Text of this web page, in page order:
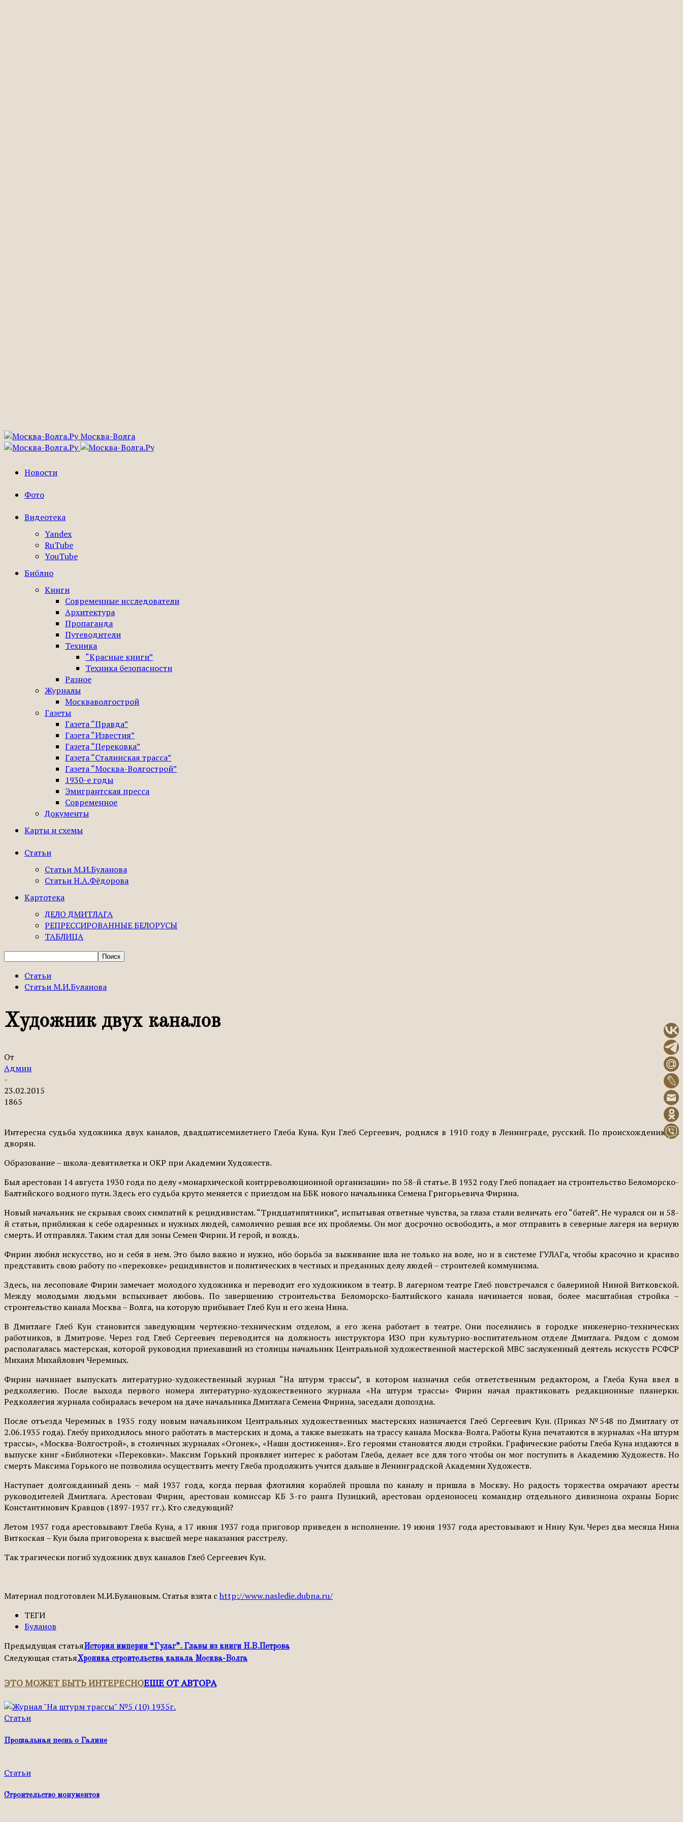
Москва-Волга
Новости
Фото
Видеотека
Yandex
RuTube
YouTube
Библио
Книги
Современные исследователи
Архитектура
Пропаганда
Путеводители
Техника
“Красные книги”
Техника безопасности
Разное
Журналы
Москваволгострой
Газеты
Газета “Правда”
Газета “Известия”
Газета “Перековка”
Газета “Сталинская трасса”
Газета “Москва-Волгострой”
1930-е годы
Эмигрантская пресса
Современное
Документы
Карты и схемы
Статьи
Статьи М.И.Буланова
Статьи Н.А.Фёдорова
Картотека
ДЕЛО ДМИТЛАГА
РЕПРЕССИРОВАННЫЕ БЕЛОРУСЫ
ТАБЛИЦА
Статьи
Статьи М.И.Буланова
Художник двух каналов
От
Админ
-
23.02.2015
1865
Интересна судьба художника двух каналов, двадцатисемилетнего Глеба Куна. Кун Глеб Сергеевич, родился в 1910 году в Ленинграде, русский. По происхождению из
дворян.
Образование – школа-девятилетка и ОКР при Академии Художеств.
Был арестован 14 августа 1930 года по делу «монархической контрреволюционной организации» по 58-й статье. В 1932 году Глеб попадает на строительство Беломорско-
Балтийского водного пути. Здесь его судьба круто меняется с приездом на ББК нового начальника Семена Григорьевича Фирина.
Новый начальник не скрывал своих симпатий к рецидивистам. “Тридцатипятники”, испытывая ответные чувства, за глаза стали величать его “батей”. Не чурался он и 58-
й статьи, приближая к себе одаренных и нужных людей, самолично решая все их проблемы. Он мог досрочно освободить, а мог отправить в северные лагеря на верную
смерть. И отправлял. Таким стал для зоны Семен Фирин. И герой, и вождь.
Фирин любил искусство, но и себя в нем. Это было важно и нужно, ибо борьба за выживание шла не только на воле, но и в системе ГУЛАГа, чтобы красочно и красиво
представить свою работу по «перековке» рецидивистов и политических в честных и преданных делу людей – строителей коммунизма.
Здесь, на лесоповале Фирин замечает молодого художника и переводит его художником в театр. В лагерном театре Глеб повстречался с балериной Ниной Витковской.
Между молодыми людьми вспыхивает любовь. По завершению строительства Беломорско-Балтийского канала начинается новая, более масштабная стройка –
строительство канала Москва – Волга, на которую прибывает Глеб Кун и его жена Нина.
В Дмитлаге Глеб Кун становится заведующим чертежно-техническим отделом, а его жена работает в театре. Они поселились в городке инженерно-технических
работников, в Дмитрове. Через год Глеб Сергеевич переводится на должность инструктора ИЗО при культурно-воспитательном отделе Дмитлага. Рядом с домом
располагалась мастерская, которой руководил приехавший из столицы начальник Центральной художественной мастерской МВС заслуженный деятель искусств РСФСР
Михаил Михайлович Черемных.
Фирин начинает выпускать литературно-художественный журнал “На штурм трассы”, в котором назначил себя ответственным редактором, а Глеба Куна ввел в
редколлегию. После выхода первого номера литературно-художественного журнала «На штурм трассы» Фирин начал практиковать редакционные планерки.
Редколлегия журнала собиралась вечером на даче начальника Дмитлага Семена Фирина, заседали допоздна.
После отъезда Черемных в 1935 году новым начальником Центральных художественных мастерских назначается Глеб Сергеевич Кун. (Приказ №548 по Дмитлагу от
2.06.1935 года). Глебу приходилось много работать в мастерских и дома, а также выезжать на трассу канала Москва-Волга. Работы Куна печатаются в журналах «На штурм
трассы», «Москва-Волгострой», в столичных журналах «Огонек», «Наши достижения». Его героями становятся люди стройки. Графические работы Глеба Куна издаются в
выпуске книг «Библиотеки «Перековки». Максим Горький проявляет интерес к работам Глеба, делает все для того чтобы он мог поступить в Академию Художеств. Но
смерть Максима Горького не позволила осуществить мечту Глеба продолжить учится дальше в Ленинградской Академии Художеств.
Наступает долгожданный день – май 1937 года, когда первая флотилия кораблей прошла по каналу и пришла в Москву. Но радость торжества омрачают аресты
руководителей Дмитлага. Арестован Фирин, арестован комиссар КБ 3-го ранга Пузицкий, арестован орденоносец командир отдельного дивизиона охраны Борис
Константинович Кравцов (1897-1937 гг.). Кто следующий?
Летом 1937 года арестовывают Глеба Куна, а 17 июня 1937 года приговор приведен в исполнение. 19 июня 1937 года арестовывают и Нину Кун. Через два месяца Нина
Виткоская – Кун была приговорена к высшей мере наказания расстрелу.
Так трагически погиб художник двух каналов Глеб Сергеевич Кун.
Материал подготовлен М.И.Булановым. Статья взята с http://www.nasledie.dubna.ru/
ТЕГИ
Буланов
Предыдущая статьяИстория империи “Гулаг”. Главы из книги Н.В.Петрова
Следующая статьяХроника строительства канала Москва-Волга
ЭТО МОЖЕТ БЫТЬ ИНТЕРЕСНОЕЩЕ ОТ АВТОРА
Статьи
Прощальная песнь о Галине
Статьи
Строительство монументов